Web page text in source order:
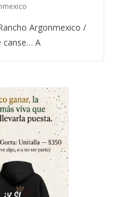
Argonmexico /
canse… A